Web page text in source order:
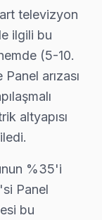
Kapsamı
servis
Kazım
Rumelifeneri,
servis
televizyon
ilgili bu
(5-10.
arızası
altyapısı
%35'i
Panel
bu